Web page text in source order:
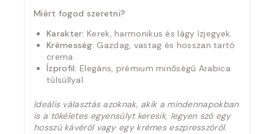
Miért fogod szeretni?
Karakter: Kerek, harmonikus és lágy ízjegyek.
Krémesség: Gazdag, vastag és hosszan tartó
crema.
Ízprofil: Elegáns, prémium minőségű Arabica
túlsúllyal.
Ideális választás azoknak, akik a mindennapokban
is a tökéletes egyensúlyt keresik, legyen szó egy
hosszú kávéról vagy egy krémes eszpresszóról.